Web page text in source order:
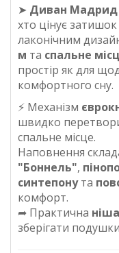
➤ Диван Мадрид
хто цінує затишок
лаконічним
м та спальне
простір як для
комфортного сну.
⚡ Механізм
швидко
спальне місце.
Наповнення
"Боннель",
синтепонута
комфорт.
➦ Практична
зберігати